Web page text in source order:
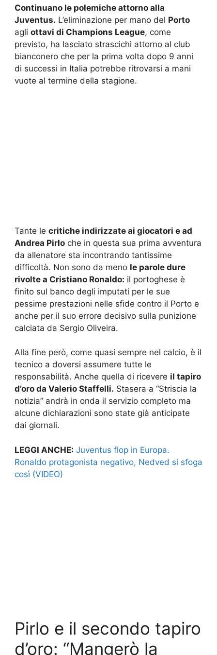
Continuano le polemiche attorno alla
Juventus. L’eliminazione per mano del Porto
agli ottavi di Champions League, come
previsto, ha lasciato strascichi attorno al club
bianconero che per la prima volta dopo 9 anni
di successi in Italia potrebbe ritrovarsi a mani
vuote al termine della stagione.
Tante le critiche indirizzate ai giocatori e ad
Andrea Pirlo che in questa sua prima avventura
da allenatore sta incontrando tantissime
difficoltà. Non sono da meno le parole dure
rivolte a Cristiano Ronaldo: il portoghese è
finito sul banco degli imputati per le sue
pessime prestazioni nelle sfide contro il Porto e
anche per il suo errore decisivo sulla punizione
calciata da Sergio Oliveira.
Alla fine però, come quasi sempre nel calcio, è il
tecnico a doversi assumere tutte le
responsabilità. Anche quella di ricevere il tapiro
d’oro da Valerio Staffelli. Stasera a “Striscia la
notizia” andrà in onda il servizio completo ma
alcune dichiarazioni sono state già anticipate
dai giornali.
LEGGI ANCHE: Juventus flop in Europa.
Ronaldo protagonista negativo, Nedved si sfoga
così (VIDEO)
Pirlo e il secondo tapiro
d’oro: “Mangerò la